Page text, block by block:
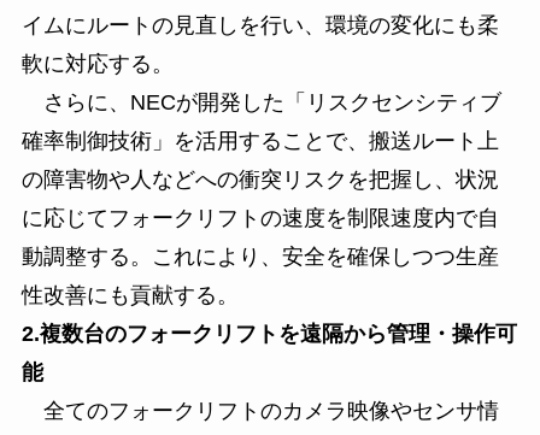
イムにルートの見直しを行い、環境の変化にも柔
軟に対応する。
さらに、NECが開発した「リスクセンシティブ
確率制御技術」を活用することで、搬送ルート上
の障害物や人などへの衝突リスクを把握し、状況
に応じてフォークリフトの速度を制限速度内で自
動調整する。これにより、安全を確保しつつ生産
性改善にも貢献する。
2.複数台のフォークリフトを遠隔から管理・操作可
能
全てのフォークリフトのカメラ映像やセンサ情